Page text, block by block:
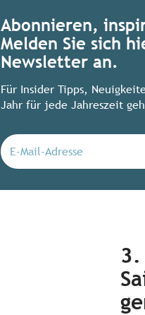
Abonnieren,
Melden Sie sich
Newsletter an.
Für Insider Tipps,
Jahr für jede Jahreszeit
3.